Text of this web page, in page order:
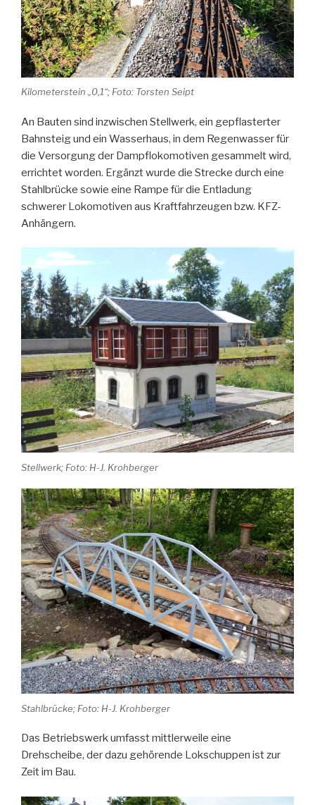
Kilometerstein „0,1“; Foto: Torsten Seipt
An Bauten sind inzwischen Stellwerk, ein gepflasterter
Bahnsteig und ein Wasserhaus, in dem Regenwasser für
die Versorgung der Dampflokomotiven gesammelt wird,
errichtet worden. Ergänzt wurde die Strecke durch eine
Stahlbrücke sowie eine Rampe für die Entladung
schwerer Lokomotiven aus Kraftfahrzeugen bzw. KFZ-
Anhängern.
Stellwerk; Foto: H-J. Krohberger
Stahlbrücke; Foto: H-J. Krohberger
Das Betriebswerk umfasst mittlerweile eine
Drehscheibe, der dazu gehörende Lokschuppen ist zur
Zeit im Bau.